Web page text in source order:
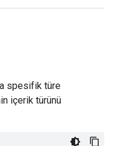
spesifik türe
içerik türünü